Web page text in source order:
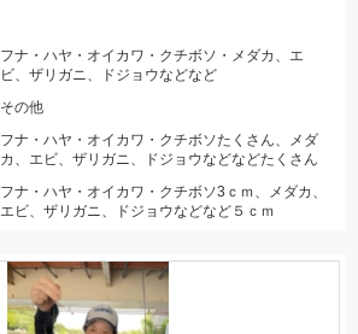
フナ・ハヤ・オイカワ・クチボソ・メダカ、エ
ビ、ザリガニ、ドジョウなどなど
その他
フナ・ハヤ・オイカワ・クチボソたくさん、メダ
カ、エビ、ザリガニ、ドジョウなどなどたくさん
フナ・ハヤ・オイカワ・クチボソ3ｃｍ、メダカ、
エビ、ザリガニ、ドジョウなどなど５ｃｍ